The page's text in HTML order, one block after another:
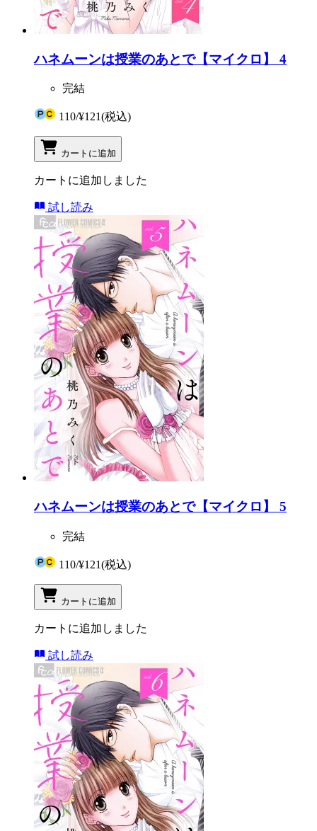
ハネムーンは授業のあとで【マイクロ】 4
完結
110/¥121(税込)
カートに追加
カートに追加しました
試し読み
ハネムーンは授業のあとで【マイクロ】 5
完結
110/¥121(税込)
カートに追加
カートに追加しました
試し読み